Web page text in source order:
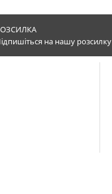
на нашу розсилку